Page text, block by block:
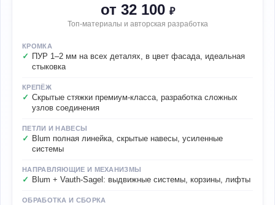
от 32 100 ₽
Топ-материалы и авторская разработка
КРОМКА
ПУР 1–2 мм на всех деталях, в цвет фасада, идеальная
стыковка
КРЕПЁЖ
Скрытые стяжки премиум-класса, разработка сложных
узлов соединения
ПЕТЛИ И НАВЕСЫ
Blum полная линейка, скрытые навесы, усиленные
системы
НАПРАВЛЯЮЩИЕ И МЕХАНИЗМЫ
Blum + Vauth-Sagel: выдвижные системы, корзины, лифты
ОБРАБОТКА И СБОРКА